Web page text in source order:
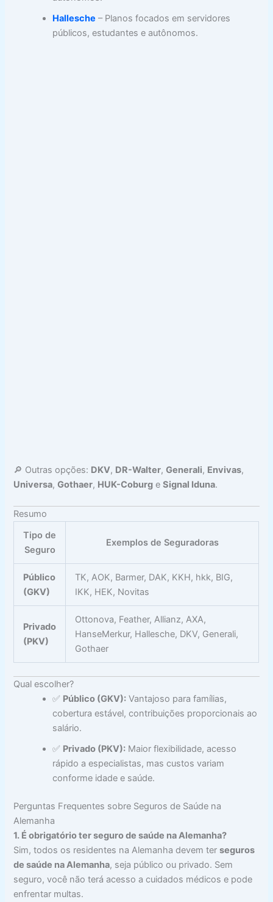
Hallesche – Planos focados em servidores
públicos, estudantes e autônomos.
🔎 Outras opções: DKV, DR-Walter,Generali, Envivas,
Universa,Gothaer, HUK-Coburg eSignal Iduna.
Resumo
Tipo de
Seguro
Exemplos de Seguradoras
Público
(GKV)
TK, AOK, Barmer, DAK, KKH, hkk, BIG,
IKK, HEK, Novitas
Privado
(PKV)
Ottonova, Feather, Allianz, AXA,
HanseMerkur, Hallesche, DKV, Generali,
Gothaer
Qual escolher?
✅ Público (GKV): Vantajoso para famílias,
cobertura estável, contribuições proporcionais ao
salário.
✅ Privado (PKV): Maior flexibilidade, acesso
rápido a especialistas, mas custos variam
conforme idade e saúde.
Perguntas Frequentes sobre Seguros de Saúde na
Alemanha
1. É obrigatório ter seguro de saúde na Alemanha?
Sim, todos os residentes na Alemanha devem terseguros
de saúde na Alemanha, seja público ou privado. Sem
seguro, você não terá acesso a cuidados médicos e pode
enfrentar multas.